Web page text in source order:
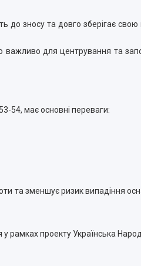
до зносу та довго зберігає
для центрування та
54, має основні переваги:
та зменшує ризик випадіння
рамках проекту Українська